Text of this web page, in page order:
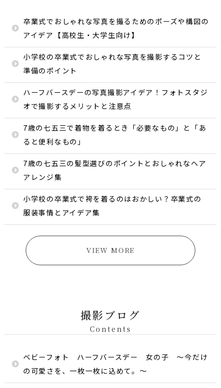
卒業式でおしゃれな写真を撮るためのポーズや構図の
アイデア【高校生・大学生向け】
小学校の卒業式でおしゃれな写真を撮影するコツと
準備のポイント
ハーフバースデーの写真撮影アイデア！フォトスタジ
オで撮影するメリットと注意点
7歳の七五三で着物を着るとき「必要なもの」と「あ
ると便利なもの」
7歳の七五三の髪型選びのポイントとおしゃれなヘア
アレンジ集
小学校の卒業式で袴を着るのはおかしい？卒業式の
服装事情とアイデア集
VIEW MORE
撮影ブログ
Contents
ベビーフォト ハーフバースデー 女の子 〜今だけ
の可愛さを、一枚一枚に込めて。〜